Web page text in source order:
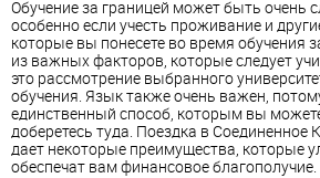
Обучение за границей может быть очень
особенно если учесть проживание и
которые вы понесете во время обучения
из важных факторов, которые следует
это рассмотрение выбранного
обучения. Язык также очень важен,
единственный способ, которым вы
доберетесь туда. Поездка в Соединенное
дает некоторые преимущества, которые
обеспечат вам финансовое благополучие.